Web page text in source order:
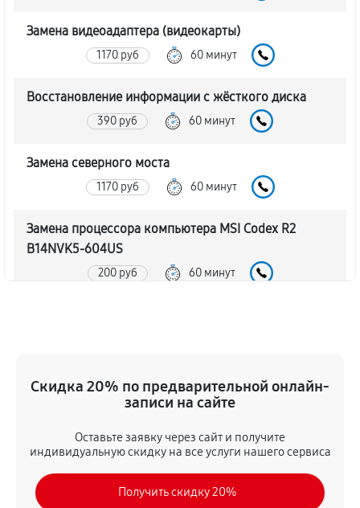
Замена видеоадаптера (видеокарты)
1170 руб 60 минут
Восстановление информации с жёсткого диска
390 руб 60 минут
Замена северного моста
1170 руб 60 минут
Замена процессора компьютера MSI Codex R2
B14NVK5-604US
200 руб 60 минут
Замена кулера компьютера MSI Codex R2 B14NVK5-
290 руб 60 минут
Скидка 20% по предварительной онлайн-
записи на сайте
Оставьте заявку через сайт и получите
индивидуальную скидку на все услуги нашего сервиса
Получить скидку 20%